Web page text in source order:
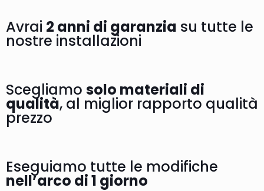
Avrai 2 anni di garanzia su tutte le
nostre installazioni
Scegliamo solo materiali di
qualità, al miglior rapporto qualità
prezzo
Eseguiamo tutte le modifiche
nell’arco di 1 giorno